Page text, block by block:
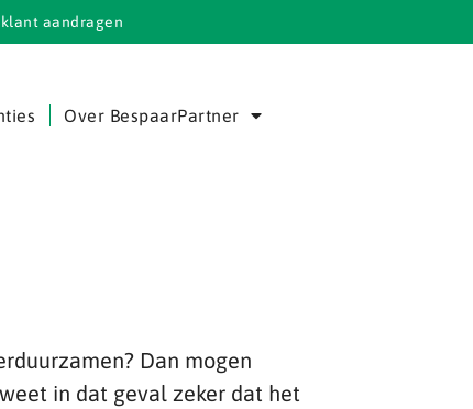
aandragen
Over BespaarPartner
Dan mogen
in dat geval zeker dat het